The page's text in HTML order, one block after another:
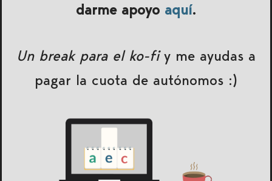
darme apoyo aquí.
Un break para el ko-fiy me ayudas a
pagar la cuota de autónomos :)